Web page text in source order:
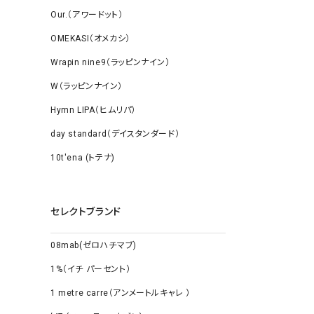
Our.（アワードット）
OMEKASI（オメカシ）
Wrapin nine9（ラッピンナイン）
W（ラッピンナイン）
Hymn LIPA（ヒムリパ）
day standard（デイスタンダード）
10t'ena (トテナ)
セレクトブランド
08mab(ゼロハチマブ)
1%（イチ パーセント）
1 metre carre（アンメートルキャレ ）